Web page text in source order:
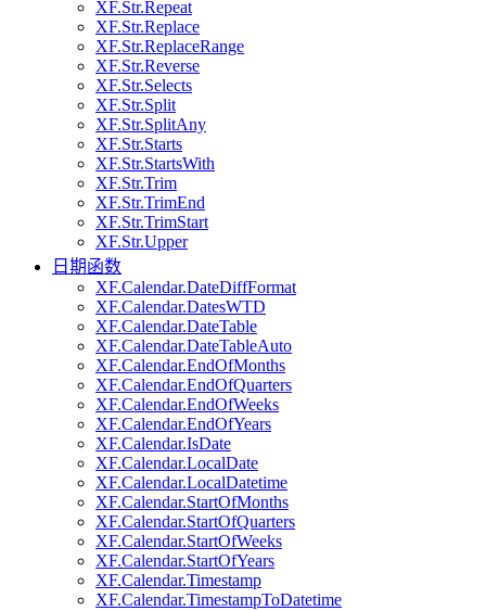
XF.Str.Repeat
XF.Str.Replace
XF.Str.ReplaceRange
XF.Str.Reverse
XF.Str.Selects
XF.Str.Split
XF.Str.SplitAny
XF.Str.Starts
XF.Str.StartsWith
XF.Str.Trim
XF.Str.TrimEnd
XF.Str.TrimStart
XF.Str.Upper
日期函数
XF.Calendar.DateDiffFormat
XF.Calendar.DatesWTD
XF.Calendar.DateTable
XF.Calendar.DateTableAuto
XF.Calendar.EndOfMonths
XF.Calendar.EndOfQuarters
XF.Calendar.EndOfWeeks
XF.Calendar.EndOfYears
XF.Calendar.IsDate
XF.Calendar.LocalDate
XF.Calendar.LocalDatetime
XF.Calendar.StartOfMonths
XF.Calendar.StartOfQuarters
XF.Calendar.StartOfWeeks
XF.Calendar.StartOfYears
XF.Calendar.Timestamp
XF.Calendar.TimestampToDatetime